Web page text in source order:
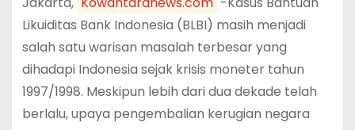
Likuiditas Bank Indonesia (BLBI) masih menjadi
salah satu warisan masalah terbesar yang
dihadapi Indonesia sejak krisis moneter tahun
1997/1998. Meskipun lebih dari dua dekade telah
berlalu, upaya pengembalian kerugian negara